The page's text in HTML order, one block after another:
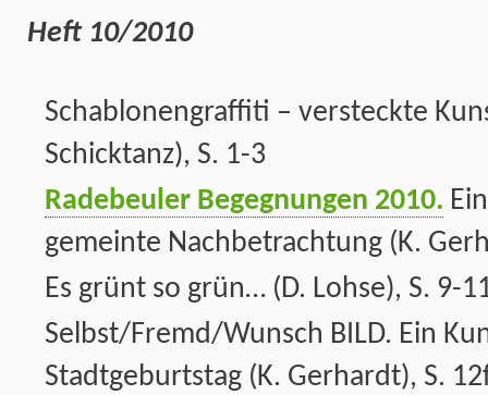
Heft 10/2010
Schablonengraffiti – versteckte
Schicktanz), S. 1-3
Radebeuler Begegnungen 2010.
gemeinte Nachbetrachtung (K.
Es grünt so grün… (D. Lohse), S. 9-
Selbst/Fremd/Wunsch BILD. Ein
Stadtgeburtstag (K. Gerhardt), S.